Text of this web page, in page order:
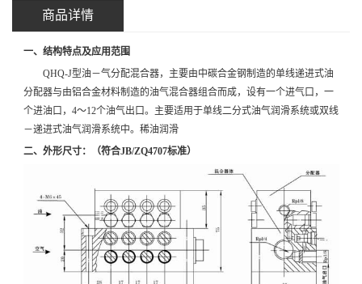
商品详情
一、结构特点及应用范围
QHQ-J型油－气分配混合器，主要由中碳合金钢制造的单线递进式油
分配器与由铝合金材料制造的油气混合器组合而成，设有一个进气口，一
个进油口，4～12个油气出口。主要适用于单线二分式油气润滑系统或双线
－递进式油气润滑系统中。稀油润滑
二、外形尺寸：（符合JB/ZQ4707标准）